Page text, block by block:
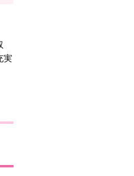
実